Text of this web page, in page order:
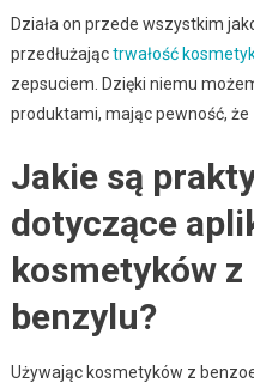
Działa on przede wszystkim
przedłużająctrwałość
zepsuciem. Dzięki niemu
produktami, mając pewność, że
Jakie są
dotyczące
kosmetyków z
benzylu?
Używając kosmetyków z